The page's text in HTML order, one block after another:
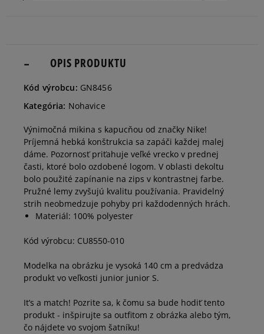
152
176 Informovať o dostupnosti
OPIS PRODUKTU
Kód výrobcu: GN8456
Kategória: Nohavice
Výnimočná mikina s kapucňou od značky Nike!
Príjemná hebká konštrukcia sa zapáči každej malej
dáme. Pozornosť priťahuje veľké vrecko v prednej
časti, ktoré bolo ozdobené logom. V oblasti dekoltu
bolo použité zapínanie na zips v kontrastnej farbe.
Pružné lemy zvyšujú kvalitu používania. Pravidelný
strih neobmedzuje pohyby pri každodenných hrách.
Materiál: 100% polyester
Kód výrobcu: CU8550-010
Modelka na obrázku je vysoká 140 cm a predvádza
produkt vo veľkosti junior junior S.
It’s a match! Pozrite sa, k čomu sa bude hodiť tento
produkt - inšpirujte sa outfitom z obrázka alebo tým,
čo nájdete vo svojom šatníku!